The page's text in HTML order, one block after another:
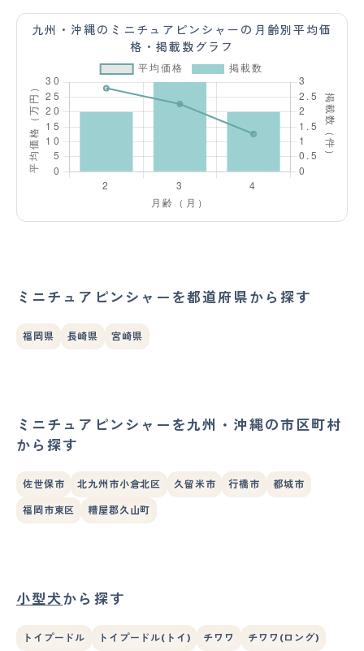
九州・沖縄のミニチュアピンシャーの月齢別平均価
格・掲載数グラフ
ミニチュアピンシャーを都道府県から探す
福岡県 長崎県 宮崎県
ミニチュアピンシャーを九州・沖縄の市区町村
から探す
佐世保市 北九州市小倉北区 久留米市 行橋市 都城市
福岡市東区 糟屋郡久山町
小型犬から探す
トイプードル トイプードル(トイ) チワワ チワワ(ロング)